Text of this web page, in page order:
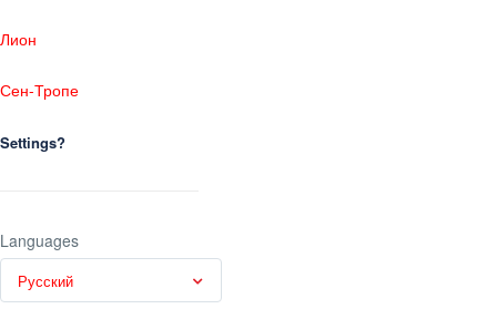
Лион
Сен-Тропе
Settings?
Languages
Русский